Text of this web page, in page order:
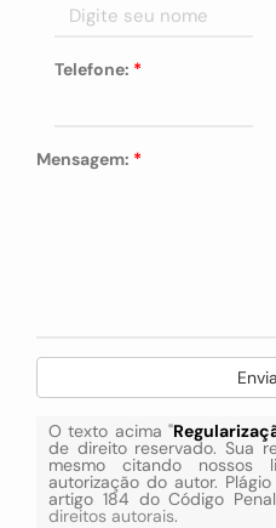
Telefone: *
Mensagem: *
O texto acima "
de direito reservado. Sua
mesmo citando
autorização do autor.
artigo 184 do Código
direitos autorais.